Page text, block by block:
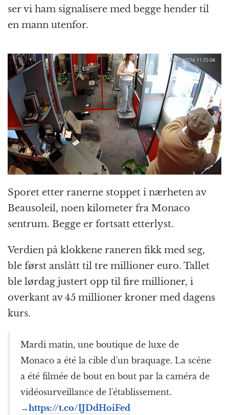
ser vi ham signalisere med begge hender til
en mann utenfor.
Sporet etter ranerne stoppet i nærheten av
Beausoleil, noen kilometer fra Monaco
sentrum. Begge er fortsatt etterlyst.
Verdien på klokkene raneren fikk med seg,
ble først anslått til tre millioner euro. Tallet
ble lørdag justert opp til fire millioner, i
overkant av 45 millioner kroner med dagens
kurs.
Mardi matin, une boutique de luxe de
Monaco a été la cible d'un braquage. La scène
a été filmée de bout en bout par la caméra de
vidéosurveillance de l'établissement.
→https://t.co/IJDdHoiFed